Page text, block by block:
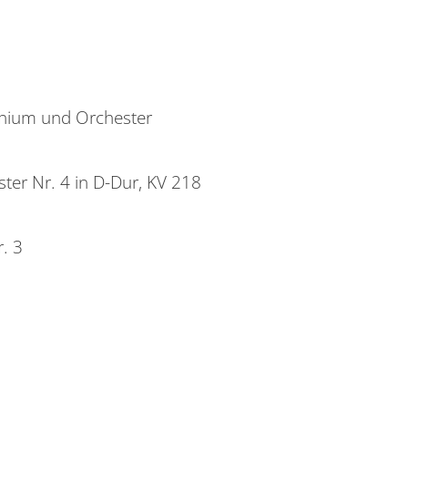
und Orchester
Nr. 4 in D-Dur, KV 218
3